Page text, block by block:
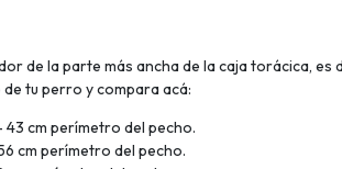
de la parte más ancha de la caja torácica, es
tu perro y compara acá:
43 cm perímetro del pecho.
cm perímetro del pecho.